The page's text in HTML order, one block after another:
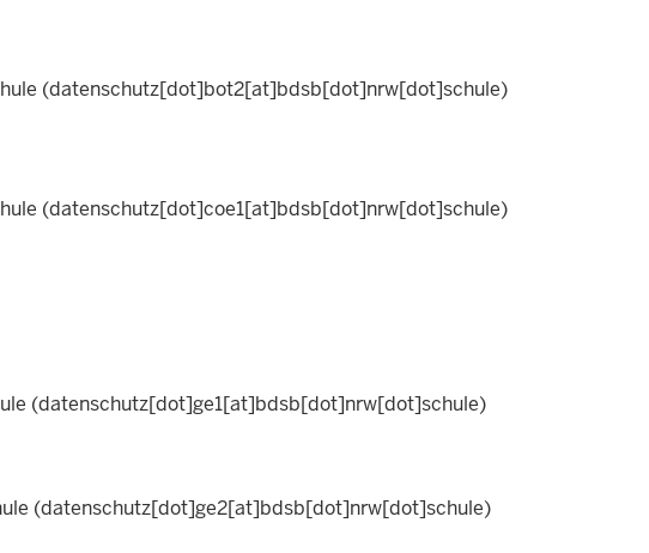
(datenschutz[dot]bot2[at]bdsb[dot]nrw[dot]schule)
(datenschutz[dot]coe1[at]bdsb[dot]nrw[dot]schule)
(datenschutz[dot]ge1[at]bdsb[dot]nrw[dot]schule)
(datenschutz[dot]ge2[at]bdsb[dot]nrw[dot]schule)